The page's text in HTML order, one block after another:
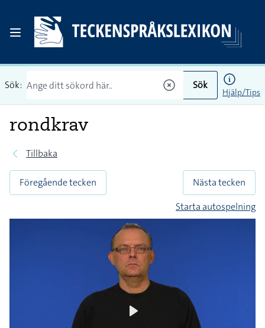
Sök: Sök
Hjälp/Tips
rondkrav
Tillbaka
Föregående tecken
Nästa tecken
Starta autospelning